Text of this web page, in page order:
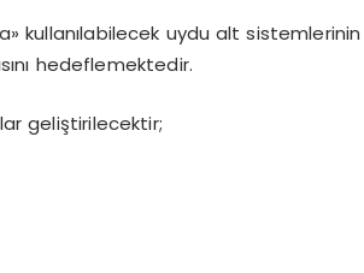
kullanılabilecek uydu alt sistemlerinin
hedeflemektedir.
geliştirilecektir;